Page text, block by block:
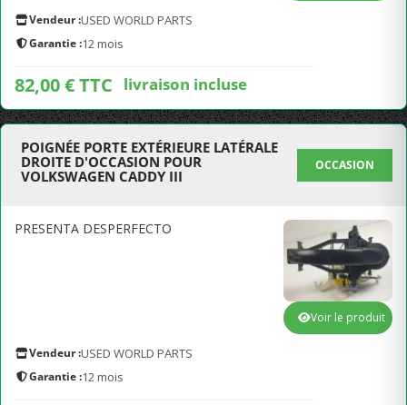
Vendeur :USED WORLD PARTS
Garantie :12 mois
82,00 € TTC livraison incluse
POIGNÉE PORTE EXTÉRIEURE LATÉRALE
DROITE D'OCCASION POUR
VOLKSWAGEN CADDY III
OCCASION
PRESENTA DESPERFECTO
Vendeur :USED WORLD PARTS
Garantie :12 mois
Voir le produit